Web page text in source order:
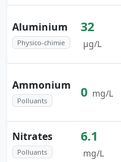
Aluminium
Physico-chimie
32
µg/L
Ammonium
Polluants
0 mg/L
Nitrates
Polluants
6.1
mg/L